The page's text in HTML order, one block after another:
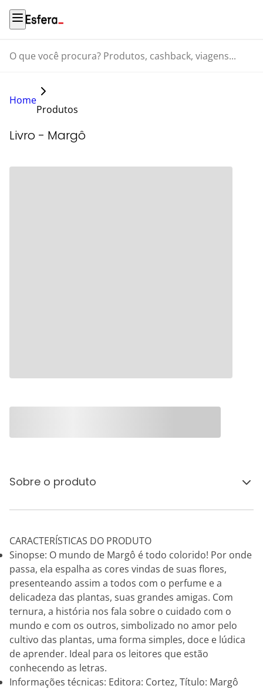
O que você procura? Produtos, cashback, viagens...
Home
Produtos
Livro - Margô
Sobre o produto
CARACTERÍSTICAS DO PRODUTO
Sinopse: O mundo de Margô é todo colorido! Por onde
passa, ela espalha as cores vindas de suas flores,
presenteando assim a todos com o perfume e a
delicadeza das plantas, suas grandes amigas. Com
ternura, a história nos fala sobre o cuidado com o
mundo e com os outros, simbolizado no amor pelo
cultivo das plantas, uma forma simples, doce e lúdica
de aprender. Ideal para os leitores que estão
conhecendo as letras.
Informações técnicas: Editora: Cortez, Título: Margô